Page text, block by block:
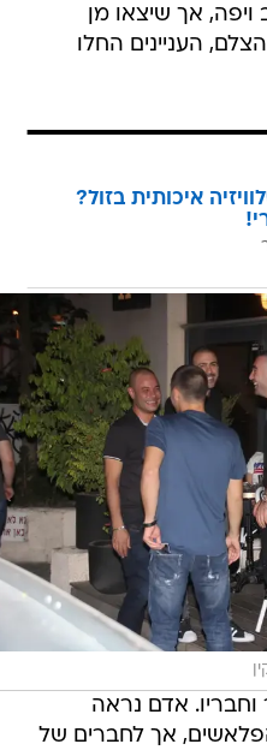
אך שיצאו מן
העניינים החלו
איכותית בזול?
אדם נראה
אך לחברים של